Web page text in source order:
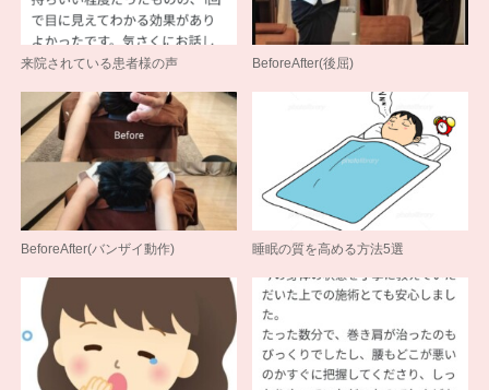
来院されている患者様の声 BeforeAfter(後屈)
BeforeAfter(バンザイ動作) 睡眠の質を高める方法5選